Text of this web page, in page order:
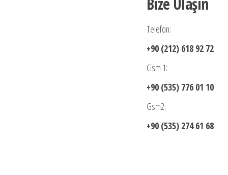
Telefon:
+90 (212) 618 92 72
Gsm 1:
+90 (535) 776 01 10
Gsm2:
+90 (535) 274 61 68